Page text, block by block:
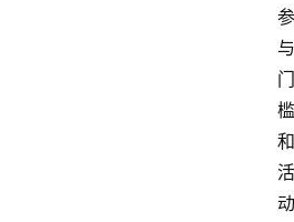
参
与
门
槛
和
活
动